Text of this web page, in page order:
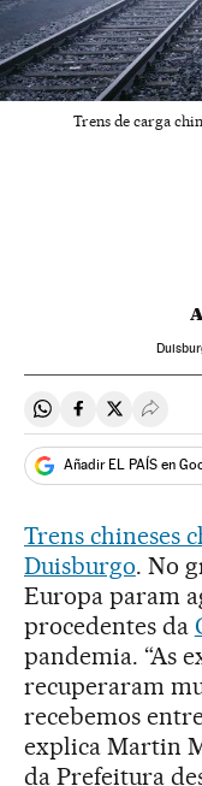
Trens de carga
Compartir en
Compartir en
Compartir
Añadir EL PAÍS en
Trens chineses
Duisburgo. No
Europa param
procedentes da
pandemia. “As
recuperaram
recebemos
explica Martin
da Prefeitura